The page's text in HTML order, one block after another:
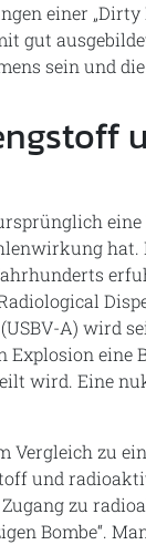
einer „Dirty
gut
sein und
A) wird
Explosion
wird. Eine
Vergleich zu
und
zu
Bombe“.